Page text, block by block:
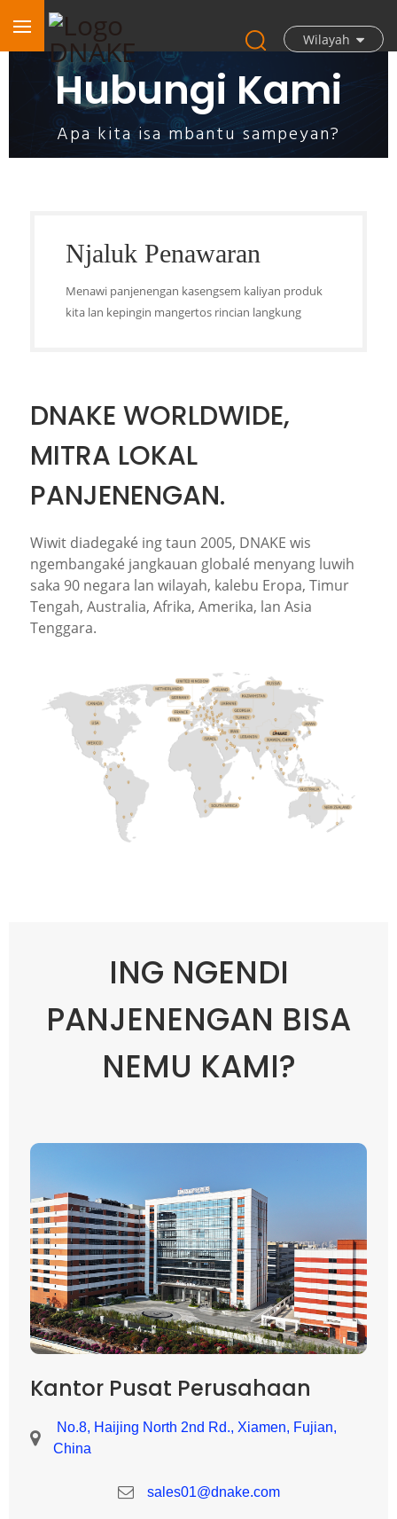
Wilayah
Hubungi Kami
Apa kita isa mbantu sampeyan?
Njaluk Penawaran
Menawi panjenengan kasengsem kaliyan produk
kita lan kepingin mangertos rincian langkung
DNAKE WORLDWIDE,
MITRA LOKAL
PANJENENGAN.
Wiwit diadegaké ing taun 2005, DNAKE wis
ngembangaké jangkauan globalé menyang luwih
saka 90 negara lan wilayah, kalebu Eropa, Timur
Tengah, Australia, Afrika, Amerika, lan Asia
Tenggara.
ING NGENDI
PANJENENGAN BISA
NEMU KAMI?
Kantor Pusat Perusahaan
No.8, Haijing North 2nd Rd., Xiamen, Fujian,
China
sales01@dnake.com